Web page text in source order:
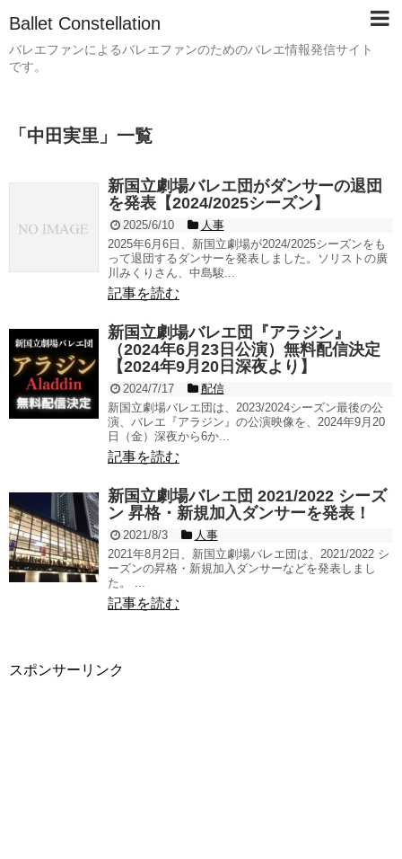
Ballet Constellation
バレエファンによるバレエファンのためのバレエ情報発信サイト
です。
「 中田実里 」 一覧
新国立劇場バレエ団がダンサーの退団
を発表【2024/2025シーズン】
2025/6/10
人事
2025年6月6日、新国立劇場が2024/2025シーズンをも
って退団するダンサーを発表しました。ソリストの廣
川みくりさん、中島駿...
記事を読む
新国立劇場バレエ団『アラジン』
（2024年6月23日公演）無料配信決定
【2024年9月20日深夜より】
2024/7/17
配信
新国立劇場バレエ団は、2023/2024シーズン最後の公
演、バレエ『アラジン』の公演映像を、2024年9月20
日（金）深夜から6か...
記事を読む
新国立劇場バレエ団 2021/2022 シーズ
ン 昇格・新規加入ダンサーを発表！
2021/8/3
人事
2021年8月2日、新国立劇場バレエ団は、2021/2022 シ
ーズンの昇格・新規加入ダンサーなどを発表しまし
た。 ...
記事を読む
スポンサーリンク